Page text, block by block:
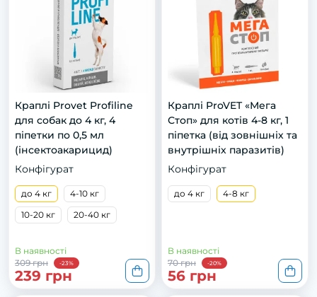
Краплі Provet Profiline
для собак до 4 кг, 4
піпетки по 0,5 мл
(інсектоакарицид)
Конфігурат
до 4 кг
4-10 кг
10-20 кг
20-40 кг
В наявності
309 грн
-23%
239 грн
Краплі ProVET «Мега
Стоп» для котів 4-8 кг, 1
піпетка (від зовнішніх та
внутрішніх паразитів)
Конфігурат
до 4 кг 4-8 кг
В наявності
70 грн
-20%
56 грн